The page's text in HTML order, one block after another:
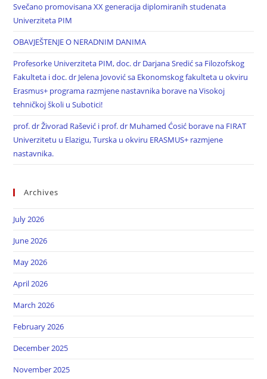
Svečano promovisana XX generacija diplomiranih studenata
Univerziteta PIM
OBAVJEŠTENJE O NERADNIM DANIMA
Profesorke Univerziteta PIM, doc. dr Darjana Sredić sa Filozofskog
Fakulteta i doc. dr Jelena Jovović sa Ekonomskog fakulteta u okviru
Erasmus+ programa razmjene nastavnika borave na Visokoj
tehničkoj školi u Subotici!
prof. dr Živorad Rašević i prof. dr Muhamed Ćosić borave na FIRAT
Univerzitetu u Elazigu, Turska u okviru ERASMUS+ razmjene
nastavnika.
Archives
July 2026
June 2026
May 2026
April 2026
March 2026
February 2026
December 2025
November 2025